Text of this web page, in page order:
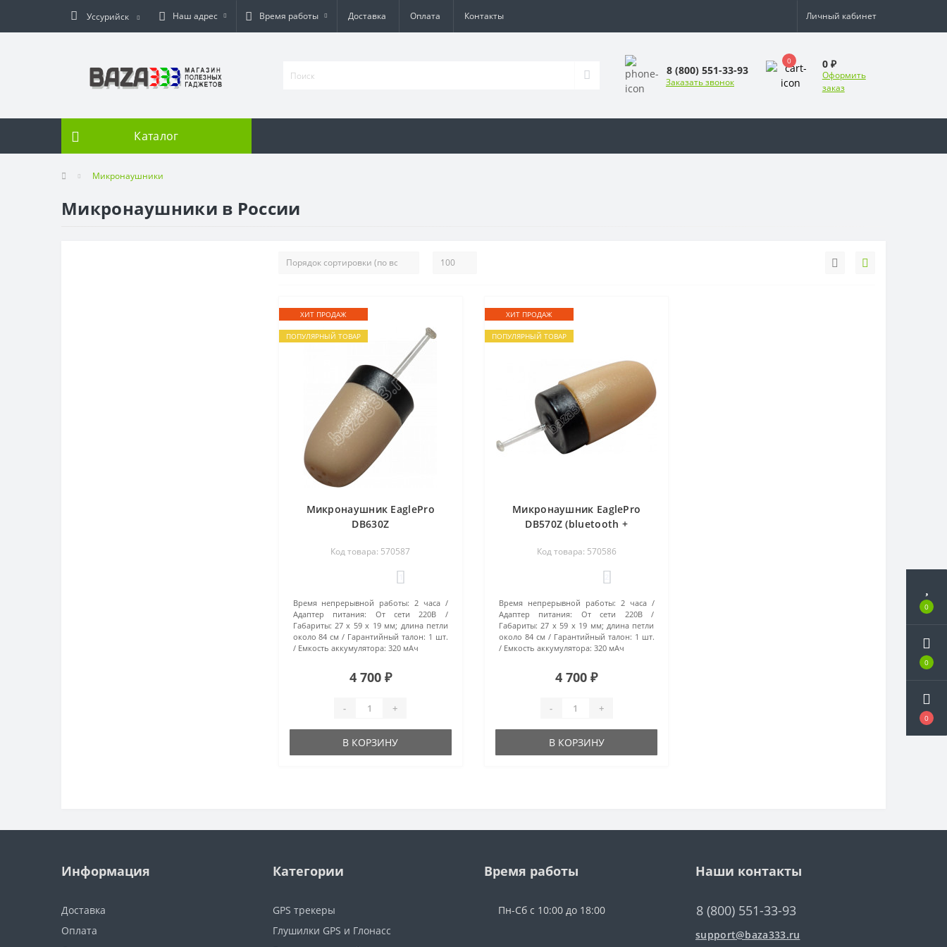
0
0
0
Уссурийск Наш адрес Время работы Доставка Оплата Контакты Личный кабинет
8 (800) 551-33-93
Заказать звонок
0 0 ₽
Оформить
заказ
Каталог
Микронаушники
Микронаушники в России
ХИТ ПРОДАЖ
ПОПУЛЯРНЫЙ ТОВАР
Микронаушник EaglePro
DB630Z
Код товара: 570587
Время непрерывной работы: 2 часа
Адаптер питания:
От сети 220В
Габариты: 27 x 59 x 19 мм; длина петли
около 84 см
Гарантийный талон: 1 шт.
Емкость аккумулятора: 320 мАч
4 700 ₽
- +
В КОРЗИНУ
ХИТ ПРОДАЖ
ПОПУЛЯРНЫЙ ТОВАР
Микронаушник EaglePro
DB570Z (bluetooth +
Код товара: 570586
Время непрерывной работы: 2 часа
Адаптер питания:
От сети 220В
Габариты: 27 x 59 x 19 мм; длина петли
около 84 см
Гарантийный талон: 1 шт.
Емкость аккумулятора: 320 мАч
4 700 ₽
- +
В КОРЗИНУ
Информация
Доставка
Оплата
Категории
GPS трекеры
Глушилки GPS и Глонасс
Время работы
Пн-Сб с 10:00 до 18:00
Наши контакты
8 (800) 551-33-93
support@baza333.ru